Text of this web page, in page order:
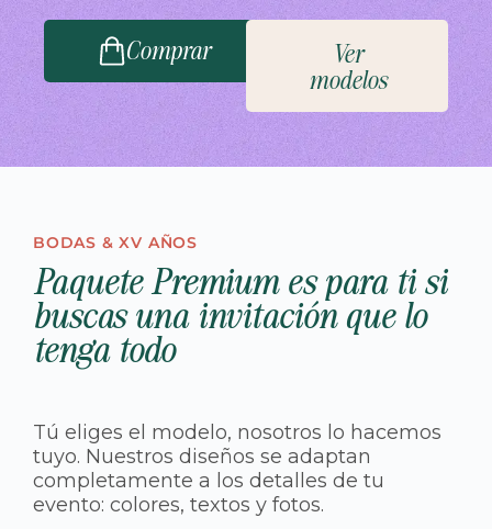
Comprar
Ver
modelos
BODAS & XV AÑOS
Paquete Premium es para ti si
buscas una invitación que lo
tenga todo
Tú eliges el modelo, nosotros lo hacemos
tuyo. Nuestros diseños se adaptan
completamente a los detalles de tu
evento: colores, textos y fotos.